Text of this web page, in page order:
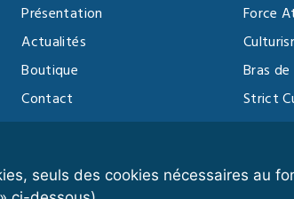
seuls des cookies nécessaires au
Présentation
Actualités
Boutique
Contact
Vidéothèque
Force
Bras
Strict